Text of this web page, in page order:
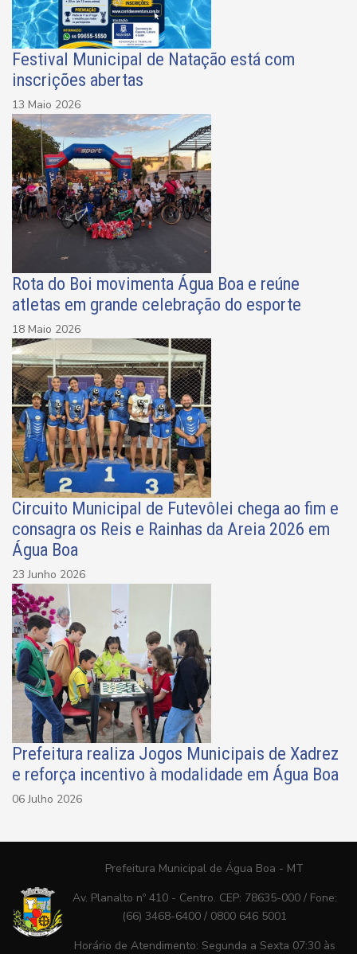
Festival Municipal de Natação está com
inscrições abertas
13 Maio 2026
Rota do Boi movimenta Água Boa e reúne
atletas em grande celebração do esporte
18 Maio 2026
Circuito Municipal de Futevôlei chega ao fim e
consagra os Reis e Rainhas da Areia 2026 em
Água Boa
23 Junho 2026
Prefeitura realiza Jogos Municipais de Xadrez
e reforça incentivo à modalidade em Água Boa
06 Julho 2026
Prefeitura Municipal de Água Boa - MT
Av. Planalto nº 410 - Centro. CEP: 78635-000 / Fone:
(66) 3468-6400 / 0800 646 5001
Horário de Atendimento: Segunda a Sexta 07:30 às